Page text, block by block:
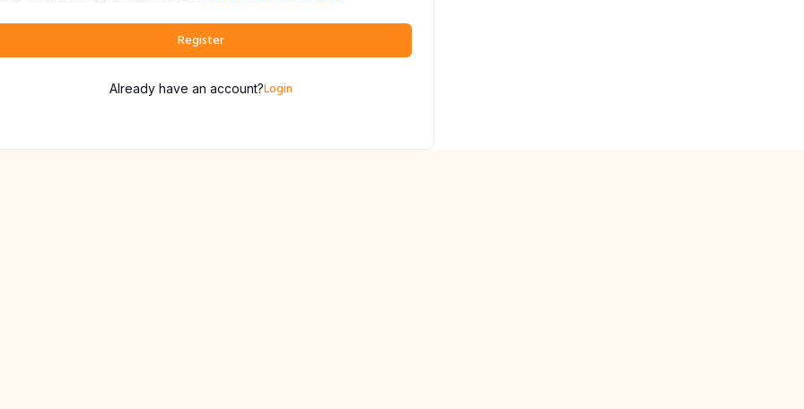
Register
Already have an account?Login